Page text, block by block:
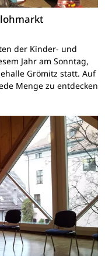
der Kinder- und
Jahr am Sonntag,
Grömitz statt. Auf
Menge zu entdecken